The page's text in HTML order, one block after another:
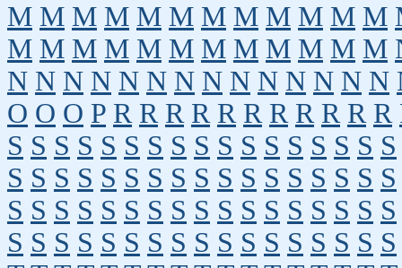
M M M M M M M M M M M M
M M M M M M M M M M M M
N N N N N N N N N N N N N N
O O O P R R R R R R R R R R R
S S S S S S S S S S S S S S S S S
S S S S S S S S S S S S S S S S S
S S S S S S S S S S S S S S S S S
S S S S S S S S S S S S S S S S S